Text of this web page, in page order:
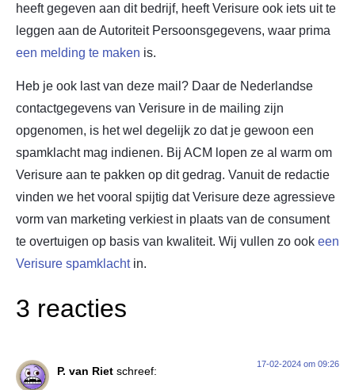
heeft gegeven aan dit bedrijf, heeft Verisure ook iets uit te
leggen aan de Autoriteit Persoonsgegevens, waar prima
een melding te maken is.
Heb je ook last van deze mail? Daar de Nederlandse
contactgegevens van Verisure in de mailing zijn
opgenomen, is het wel degelijk zo dat je gewoon een
spamklacht mag indienen. Bij ACM lopen ze al warm om
Verisure aan te pakken op dit gedrag. Vanuit de redactie
vinden we het vooral spijtig dat Verisure deze agressieve
vorm van marketing verkiest in plaats van de consument
te overtuigen op basis van kwaliteit. Wij vullen zo ook een
Verisure spamklachtin.
3 reacties
P. van Riet schreef:
17-02-2024 om 09:26